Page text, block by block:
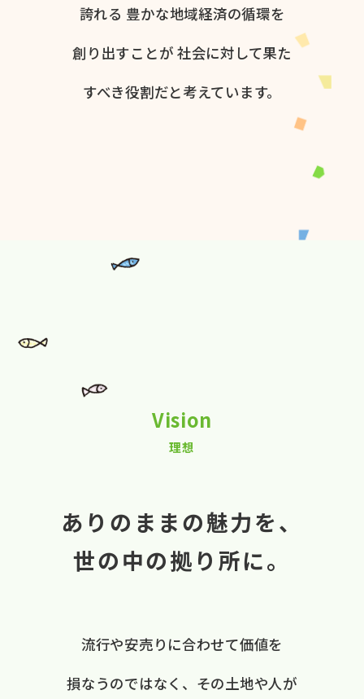
誇れる 豊かな​地域経済の​循環を​
創り出すことが 社会に​対して​果た​
すべき役割だと​考えています。​
Vision
理想
ありのままの魅力を、
世の中の拠り所に。
流行や​安売りに​合わせて​価値を​
損なうのではなく、 ​その​土地や​人が​